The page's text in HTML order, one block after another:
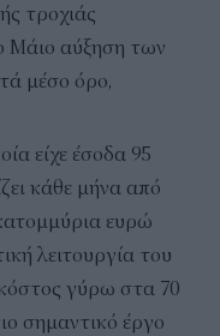
τροχιάς
Μάιο αύξηση των
μέσο όρο,
είχε έσοδα 95
κάθε μήνα από
ευρώ
λειτουργία του
κόστος γύρω στα 70
σημαντικό έργο